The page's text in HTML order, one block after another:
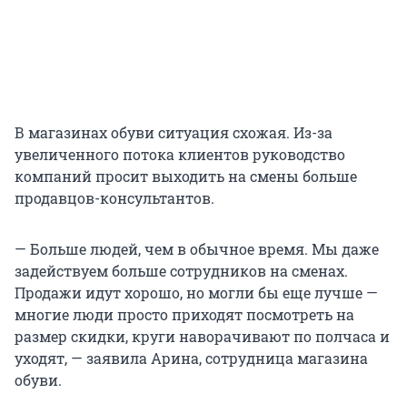
В магазинах обуви ситуация схожая. Из-за
увеличенного потока клиентов руководство
компаний просит выходить на смены больше
продавцов-консультантов.
— Больше людей, чем в обычное время. Мы даже
задействуем больше сотрудников на сменах.
Продажи идут хорошо, но могли бы еще лучше —
многие люди просто приходят посмотреть на
размер скидки, круги наворачивают по полчаса и
уходят, — заявила Арина, сотрудница магазина
обуви.